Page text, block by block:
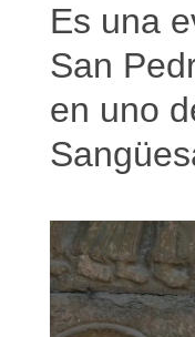
Es una
San
en uno